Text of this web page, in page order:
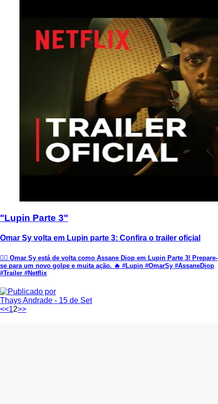
"Lupin Parte 3"
Omar Sy volta em Lupin parte 3: Confira o trailer oficial
🕵️‍♂️ Omar Sy está de volta como Assane Diop em Lupin Parte 3! Prepare-
se para um novo golpe e muita ação. 🔥 #Lupin #OmarSy #AssaneDiop
#Trailer #Netflix
Thays Andrade - 15 de Set
<<12>>